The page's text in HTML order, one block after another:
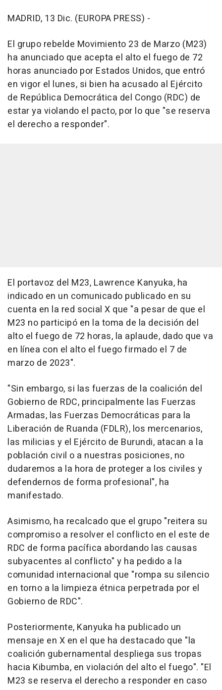
MADRID, 13 Dic. (EUROPA PRESS) -
El grupo rebelde Movimiento 23 de Marzo (M23)
ha anunciado que acepta el alto el fuego de 72
horas anunciado por Estados Unidos, que entró
en vigor el lunes, si bien ha acusado al Ejército
de República Democrática del Congo (RDC) de
estar ya violando el pacto, por lo que "se reserva
el derecho a responder".
El portavoz del M23, Lawrence Kanyuka, ha
indicado en un comunicado publicado en su
cuenta en la red social X que "a pesar de que el
M23 no participó en la toma de la decisión del
alto el fuego de 72 horas, la aplaude, dado que va
en línea con el alto el fuego firmado el 7 de
marzo de 2023".
"Sin embargo, si las fuerzas de la coalición del
Gobierno de RDC, principalmente las Fuerzas
Armadas, las Fuerzas Democráticas para la
Liberación de Ruanda (FDLR), los mercenarios,
las milicias y el Ejército de Burundi, atacan a la
población civil o a nuestras posiciones, no
dudaremos a la hora de proteger a los civiles y
defendernos de forma profesional", ha
manifestado.
Asimismo, ha recalcado que el grupo "reitera su
compromiso a resolver el conflicto en el este de
RDC de forma pacífica abordando las causas
subyacentes al conflicto" y ha pedido a la
comunidad internacional que "rompa su silencio
en torno a la limpieza étnica perpetrada por el
Gobierno de RDC".
Posteriormente, Kanyuka ha publicado un
mensaje en X en el que ha destacado que "la
coalición gubernamental despliega sus tropas
hacia Kibumba, en violación del alto el fuego". "El
M23 se reserva el derecho a responder en caso